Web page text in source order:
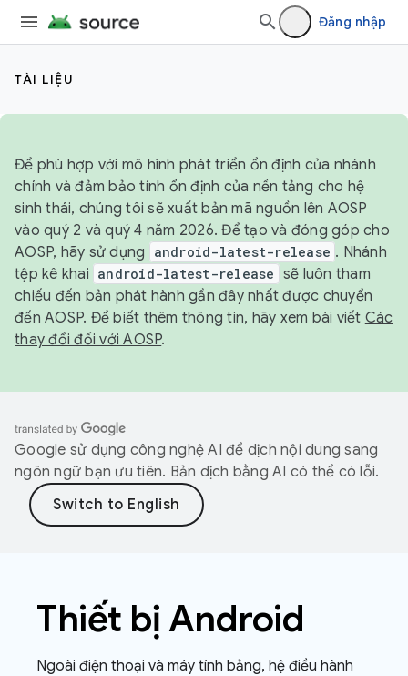
Đăng nhập
TÀI LIỆU
Để phù hợp với mô hình phát triển ổn định của nhánh
chính và đảm bảo tính ổn định của nền tảng cho hệ
sinh thái, chúng tôi sẽ xuất bản mã nguồn lên AOSP
vào quý 2 và quý 4 năm 2026. Để tạo và đóng góp cho
AOSP, hãy sử dụng
android-latest-release . Nhánh
tệp kê khai android-latest-release sẽ luôn tham
chiếu đến bản phát hành gần đây nhất được chuyển
đến AOSP. Để biết thêm thông tin, hãy xem bài viết Các
thay đổi đối với AOSP.
Google sử dụng công nghệ AI để dịch nội dung sang
ngôn ngữ bạn ưu tiên. Bản dịch bằng AI có thể có lỗi.
Thiết bị Android
Ngoài điện thoại và máy tính bảng, hệ điều hành